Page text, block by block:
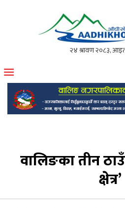
मोफसलकै लोकप्रिय अनलाइन पत्रिका
वालिङका तीन
क्षेत्र’